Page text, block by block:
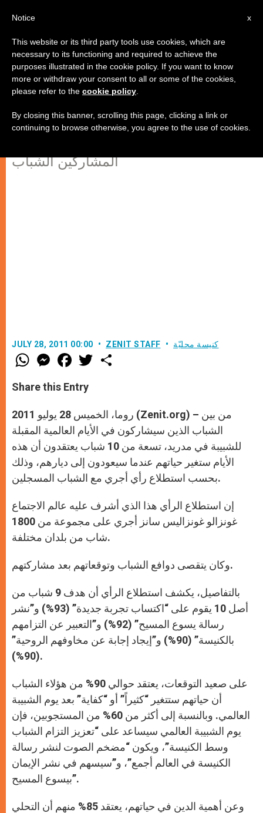
يوم الشبيبة العالمي: 9 شباب من 10
يعتقدون أن حياتهم ستتغير
المشاركين الشباب
JULY 28, 2011 00:00 ZENIT STAFF كنيسة محليّة
W
h
t
s
p
p
M
e
s
e
e
r
F
a
e
b
k
w
r
Share this Entry
روما، الخميس 28 يوليو 2011 (Zenit.org) – من بين
الشباب الذين سيشاركون في الأيام العالمية المقبلة
للشبيبة في مدريد، تسعة من 10 شباب يعتقدون أن هذه
الأيام ستغير حياتهم عندما سيعودون إلى ديارهم، وذلك
بحسب استطلاع رأي أجري مع الشباب المسجلين.
إن استطلاع الرأي هذا الذي أشرف عليه عالم الاجتماع
غونزالو غونزاليس سانز أجري على مجموعة من 1800
شاب من بلدان مختلفة.
وكان يتقصى دوافع الشباب وتوقعاتهم بعد مشاركتهم.
بالتفاصيل، يكشف استطلاع الرأي أن هدف 9 شباب من
أصل 10 يقوم على “اكتساب تجربة جديدة” (93%) و”نشر
رسالة يسوع المسيح” (92%) و”التعبير عن التزامهم
بالكنيسة” (90%) و”إيجاد إجابة عن مخاوفهم الروحية”
(90%).
على صعيد التوقعات، يعتقد حوالي 90% من هؤلاء الشباب
أن حياتهم ستتغير “كثيراً” أو “كفاية” بعد يوم الشبيبة
العالمي. وبالنسبة إلى أكثر من 60% من المستجوبين، فإن
يوم الشبيبة العالمي سيساعد على “تعزيز التزام الشباب
وسط الكنيسة”، ويكون “مضخم الصوت لنشر رسالة
الكنيسة في العالم أجمع”، و”سيسهم في نشر الإيمان
بيسوع المسيح”.
وعن أهمية الدين في حياتهم، يعتقد 85% منهم أن التحلي
x
Notice
This website or its third party tools use cookies, which are
necessary to its functioning and required to achieve the
purposes illustrated in the cookie policy. If you want to know
more or withdraw your consent to all or some of the cookies,
please refer to the cookie policy
By closing this banner, scrolling this page, clicking a link or
continuing to browse otherwise, you agree to the use of cookies.